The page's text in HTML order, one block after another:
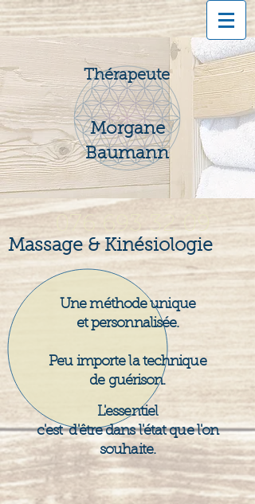
Morgane
Baumann
Thérapeute
076 693 32 09
Massage & Kinésiologie
Une méthode unique
et personnalisée.
Peu importe la technique
de guérison.
L'essentiel
c'est d'être dans l'état que l'on
souhaite.